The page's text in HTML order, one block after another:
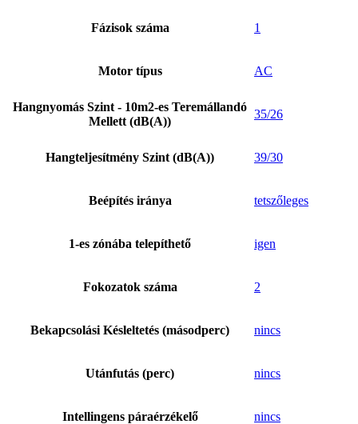
Fázisok száma 1
Motor típus AC
Hangnyomás Szint - 10m2-es Teremállandó
Mellett (dB(A))
35/26
Hangteljesítmény Szint (dB(A)) 39/30
Beépítés iránya tetszőleges
1-es zónába telepíthető igen
Fokozatok száma 2
Bekapcsolási Késleltetés (másodperc) nincs
Utánfutás (perc) nincs
Intellingens páraérzékelő nincs